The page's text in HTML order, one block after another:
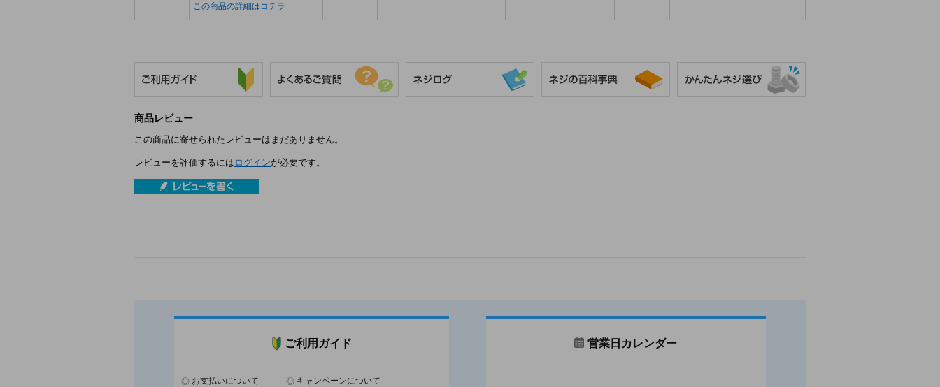
この商品の詳細はコチラ
商品レビュー
この商品に寄せられたレビューはまだありません。
レビューを評価するには ログインが必要です。
ご利用ガイド
お支払いについて キャンペーンについて
営業日カレンダー